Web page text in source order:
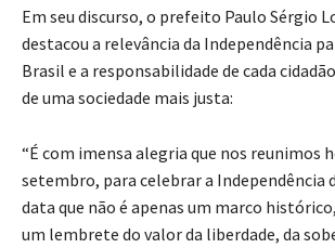
Em seu discurso, o prefeito Paulo Sérgio
destacou a relevância da Independência
Brasil e a responsabilidade de cada
de uma sociedade mais justa:
“É com imensa alegria que nos reunimos
setembro, para celebrar a Independência
data que não é apenas um marco
um lembrete do valor da liberdade, da